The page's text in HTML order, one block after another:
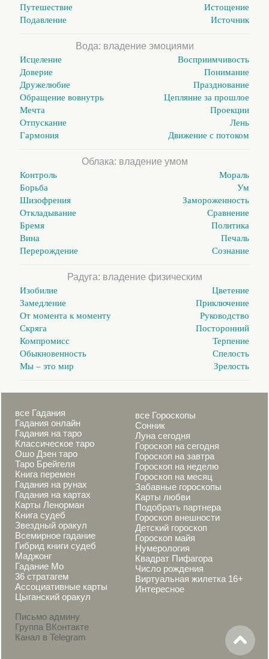
Путешествие
Истощение
Подавление
Источник
Вода: владение эмоциями
Исцеление
Восприимчивость
Доверие
Понимание
Дружелюбие
Празднование
Обращение вовнутрь
Цепляние за прошлое
Мечта
Проекции
Отпускание
Лень
Гармония
Движение с потоком
Облака: владение умом
Контроль
Мораль
Борьба
Ум
Шизофрения
Замороженность
Откладывание
Сравнение
Бремя
Политика
Вина
Печаль
Перерождение
Сознание
Радуга: владение физическим
Изобилие
Цветение
Замедление
Приключение
От момента к моменту
Руководство
Скряга
Посторонний
Компромисс
Терпение
Обыкновенность
Спелость
Мы – это мир
Зрелость
все Гадания
Гадания онлайн
Гадания на таро
Классическое таро
Ошо Дзен таро
Таро Брейгеля
Книга перемен
Гадания на рунах
Гадания на картах
Карты Ленорман
Книга судеб
Звездный оракул
Всемирное гадание
Гибрид книги судеб
Маджонг
Гадание Мо
36 стратагем
Ассоциативные карты
Цыганский оракул
Письмо админу
Группа ВКонтакте
Канал в Telegram
все Гороскопы
Сонник
Луна сегодня
Гороскоп на сегодня
Гороскоп на завтра
Гороскоп на неделю
Гороскоп на месяц
Забавные гороскопы
Карты любви
Подобрать партнера
Гороскоп внешности
Детский гороскоп
Гороскоп майя
Нумерология
Квадрат Пифагора
Число рождения
Виртуальная жилетка 16+
Интересное